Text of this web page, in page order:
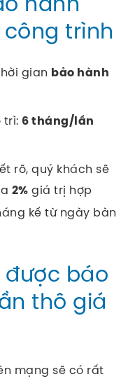
trình
gian bảo hành
trì: 6 tháng/lần
rõ, quý khách sẽ
2% giá trị hợp
kế từ ngày bàn
được báo
thô giá
mạng sẽ có rất